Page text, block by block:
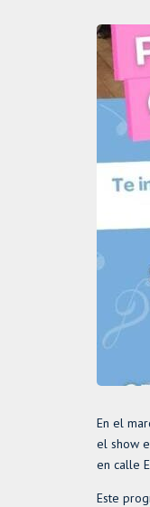
En el
el show
en calle
Este